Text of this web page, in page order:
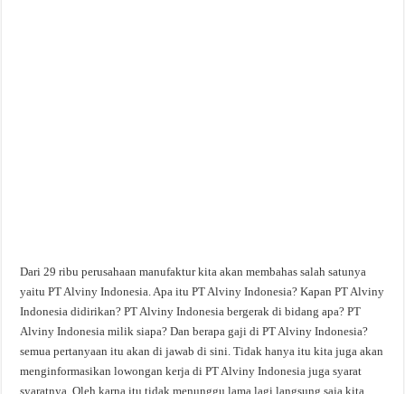
Dari 29 ribu perusahaan manufaktur kita akan membahas salah satunya
yaitu PT Alviny Indonesia. Apa itu PT Alviny Indonesia? Kapan PT Alviny
Indonesia didirikan? PT Alviny Indonesia bergerak di bidang apa? PT
Alviny Indonesia milik siapa? Dan berapa gaji di PT Alviny Indonesia?
semua pertanyaan itu akan di jawab di sini. Tidak hanya itu kita juga akan
menginformasikan lowongan kerja di PT Alviny Indonesia juga syarat
syaratnya. Oleh karna itu tidak menunggu lama lagi langsung saja kita